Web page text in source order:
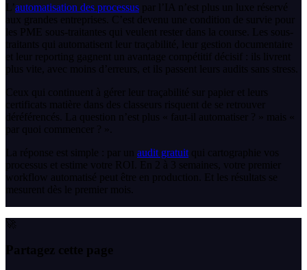
L’automatisation des processus par l’IA n’est plus un luxe réservé
aux grandes entreprises. C’est devenu une condition de survie pour
les PME sous-traitantes qui veulent rester dans la course. Les sous-
traitants qui automatisent leur traçabilité, leur gestion documentaire
et leur reporting gagnent un avantage compétitif décisif : ils livrent
plus vite, avec moins d’erreurs, et ils passent leurs audits sans stress.
Ceux qui continuent à gérer leur traçabilité sur papier et leurs
certificats matière dans des classeurs risquent de se retrouver
déréférencés. La question n’est plus « faut-il automatiser ? » mais «
par quoi commencer ? ».
La réponse est simple : par un audit gratuit qui cartographie vos
processus et estime votre ROI. En 2 à 3 semaines, votre premier
workflow automatisé peut être en production. Et les résultats se
mesurent dès le premier mois.
🚀
Partagez cette page